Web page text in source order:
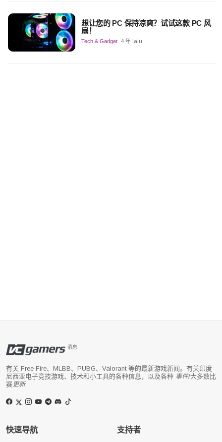
想让您的 PC 保持凉爽？试试这款 PC 风
扇！
Tech & Gadget 4 年 lalu
消息
有关 Free Fire、MLBB、PUBG、Valorant 等的最新游戏新闻。有关印度
尼西亚电子竞技游戏、技术和小工具的各种信息，以及各种 事件/大多数比
赛更新.
快速导航 支持者